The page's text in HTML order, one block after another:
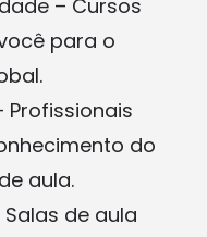
– Cursos
para o
Profissionais
do
aula.
de aula